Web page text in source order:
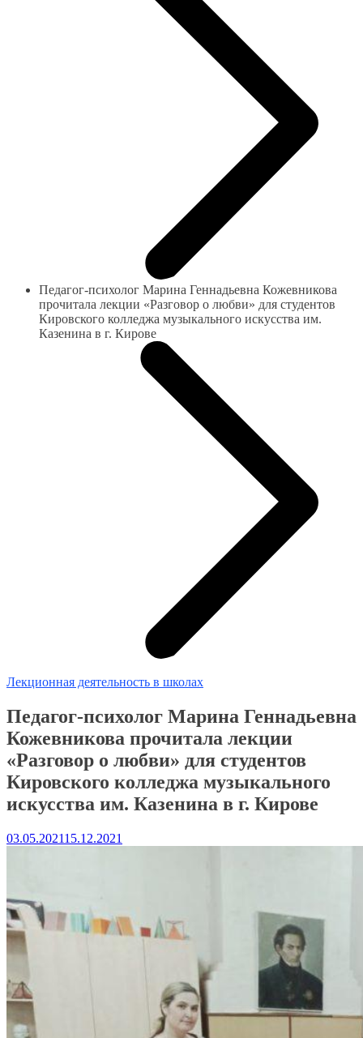
Педагог-психолог Марина Геннадьевна Кожевникова
прочитала лекции «Разговор о любви» для студентов
Кировского колледжа музыкального искусства им.
Казенина в г. Кирове
Лекционная деятельность в школах
Педагог-психолог Марина Геннадьевна
Кожевникова прочитала лекции
«Разговор о любви» для студентов
Кировского колледжа музыкального
искусства им. Казенина в г. Кирове
03.05.202115.12.2021